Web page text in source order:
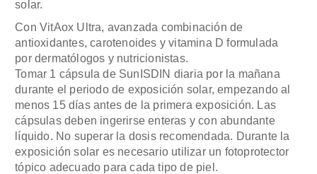
solar.
Con VitAox Ultra, avanzada combinación de
antioxidantes, carotenoides y vitamina D formulada
por dermatólogos y nutricionistas.
Tomar 1 cápsula de SunISDIN diaria por la mañana
durante el periodo de exposición solar, empezando al
menos 15 días antes de la primera exposición. Las
cápsulas deben ingerirse enteras y con abundante
líquido. No superar la dosis recomendada. Durante la
exposición solar es necesario utilizar un fotoprotector
tópico adecuado para cada tipo de piel.